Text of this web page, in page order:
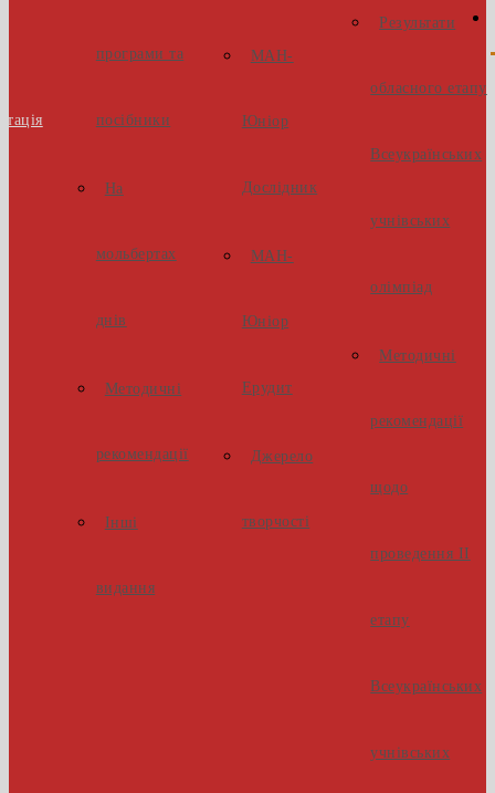
програми та
посібники
На
мольбертах
днів
Методичні
рекомендації
Інші
видання
МАН-
Юніор
Дослідник
МАН-
Юніор
Ерудит
Джерело
творчості
Результати
обласного етапу
Всеукраїнських
учнівських
олімпіад
Методичні
рекомендації
щодо
проведення ІІ
етапу
Всеукраїнських
учнівських